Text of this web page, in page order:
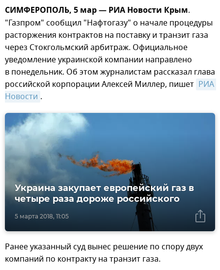
СИМФЕРОПОЛЬ, 5 мар — РИА Новости Крым.
"Газпром" сообщил "Нафтогазу" о начале процедуры
расторжения контрактов на поставку и транзит газа
через Стокгольмский арбитраж. Официальное
уведомление украинской компании направлено
в понедельник. Об этом журналистам рассказал глава
российской корпорации Алексей Миллер, пишет РИА
Новости .
5 марта 2018, 11:05
Украина закупает европейский газ в
четыре раза дороже российского
Ранее указанный суд вынес решение по спору двух
компаний по контракту на транзит газа.